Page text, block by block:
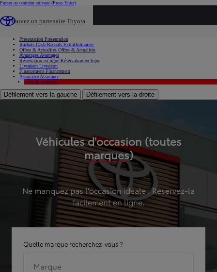
Passer au contenu suivant (Press Enter)
Trouvez un partenaire Toyota
Présentation Présentation
Rachats Cash Rachats ExtraOrdinaires
Offres & Actualités Offres & Actualités
Avantages Avantages
Réservation en ligne Réservation en ligne
Livraison Livraison
Financement Financement
Assurance Assurance
Hybride Hybride
Défilement vers la gauche Défilement vers la droite
Véhicules d'occasion (toutes
marques)
Ne manquez pas l'occasion idéale : Réservez-la
facilement en ligne.
Quelle marque recherchez-vous ?
Marque